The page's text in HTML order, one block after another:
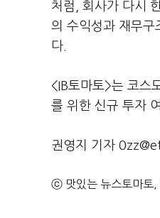
처럼, 회사가 다시
의 수익성과 재무구
다.
<IB토마토>는 코스
를 위한 신규 투자
권영지 기자
ⓒ 맛있는 뉴스토마토,